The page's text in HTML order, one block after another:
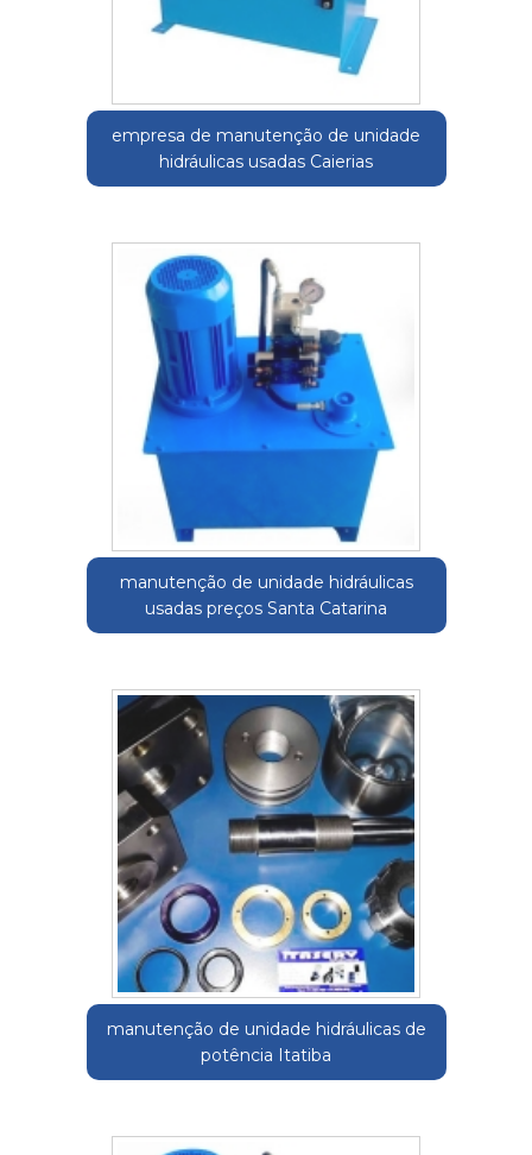
empresa de manutenção de unidade
hidráulicas usadas Caierias
manutenção de unidade hidráulicas
usadas preços Santa Catarina
manutenção de unidade hidráulicas de
potência Itatiba